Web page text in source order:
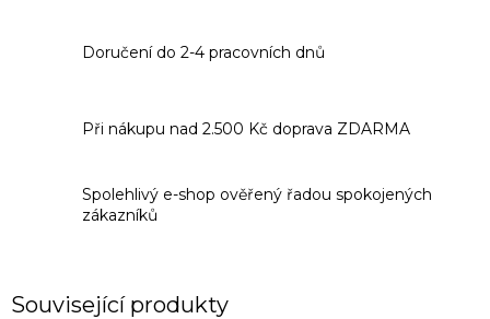
Doručení do 2-4 pracovních dnů
Při nákupu nad 2.500 Kč doprava ZDARMA
Spolehlivý e-shop ověřený řadou spokojených
zákazníků
Související produkty